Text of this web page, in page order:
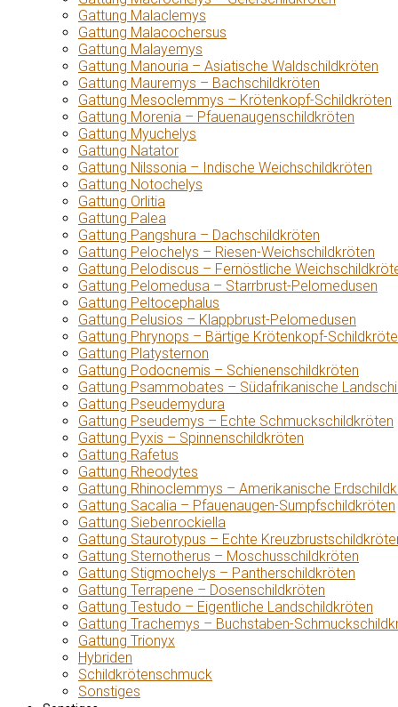
Gattung Malaclemys
Gattung Malacochersus
Gattung Malayemys
Gattung Manouria – Asiatische Waldschildkröten
Gattung Mauremys – Bachschildkröten
Gattung Mesoclemmys – Krötenkopf-Schildkröten
Gattung Morenia – Pfauenaugenschildkröten
Gattung Myuchelys
Gattung Natator
Gattung Nilssonia – Indische Weichschildkröten
Gattung Notochelys
Gattung Orlitia
Gattung Palea
Gattung Pangshura – Dachschildkröten
Gattung Pelochelys – Riesen-Weichschildkröten
Gattung Pelodiscus – Fernöstliche
Gattung Pelomedusa – Starrbrust-Pelomedusen
Gattung Peltocephalus
Gattung Pelusios – Klappbrust-Pelomedusen
Gattung Phrynops – Bärtige Krötenkopf-
Gattung Platysternon
Gattung Podocnemis – Schienenschildkröten
Gattung Psammobates – Südafrikanische
Gattung Pseudemydura
Gattung Pseudemys – Echte Schmuckschildkröten
Gattung Pyxis – Spinnenschildkröten
Gattung Rafetus
Gattung Rheodytes
Gattung Rhinoclemmys – Amerikanische
Gattung Sacalia – Pfauenaugen-Sumpfschildkröten
Gattung Siebenrockiella
Gattung Staurotypus – Echte
Gattung Sternotherus – Moschusschildkröten
Gattung Stigmochelys – Pantherschildkröten
Gattung Terrapene – Dosenschildkröten
Gattung Testudo – Eigentliche Landschildkröten
Gattung Trachemys – Buchstaben-
Gattung Trionyx
Hybriden
Schildkrötenschmuck
Sonstiges